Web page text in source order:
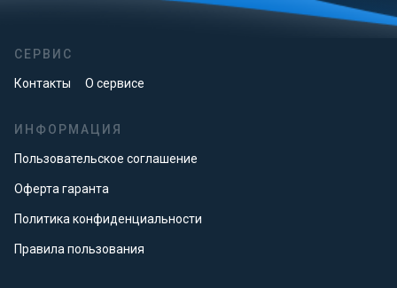
СЕРВИС
Контакты О сервисе
ИНФОРМАЦИЯ
Пользовательское соглашение
Оферта гаранта
Политика конфиденциальности
Правила пользования